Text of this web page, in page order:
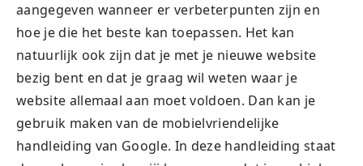
aangegeven wanneer er verbeterpunten zijn en
hoe je die het beste kan toepassen. Het kan
natuurlijk ook zijn dat je met je nieuwe website
bezig bent en dat je graag wil weten waar je
website allemaal aan moet voldoen. Dan kan je
gebruik maken van de mobielvriendelijke
handleiding van Google. In deze handleiding staat